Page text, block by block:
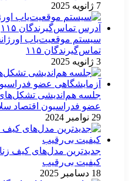
7 ژانویه 2025
سیستم موقعیت‌یاب
تماس‌گیرندگان ۱۱۵
3 ژانویه 2025
جلسه هم‌اندیشی
عضو فدراسیون اقتصاد
29 نوامبر 2024
کیفیت بی‌رقیب
18 دسامبر 2025